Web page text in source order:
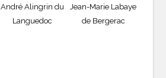
André Alingrin du
Languedoc
Jean-Marie Labaye
de Bergerac